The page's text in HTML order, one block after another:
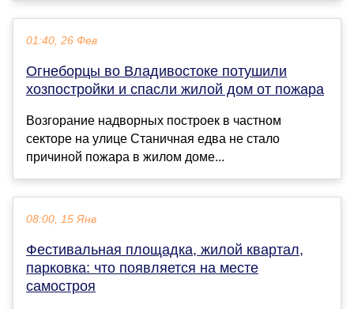
01:40, 26 Фев
Огнеборцы во Владивостоке потушили
хозпостройки и спасли жилой дом от пожара
Возгорание надворных построек в частном
секторе на улице Станичная едва не стало
причиной пожара в жилом доме...
08:00, 15 Янв
Фестивальная площадка, жилой квартал,
парковка: что появляется на месте
самостроя